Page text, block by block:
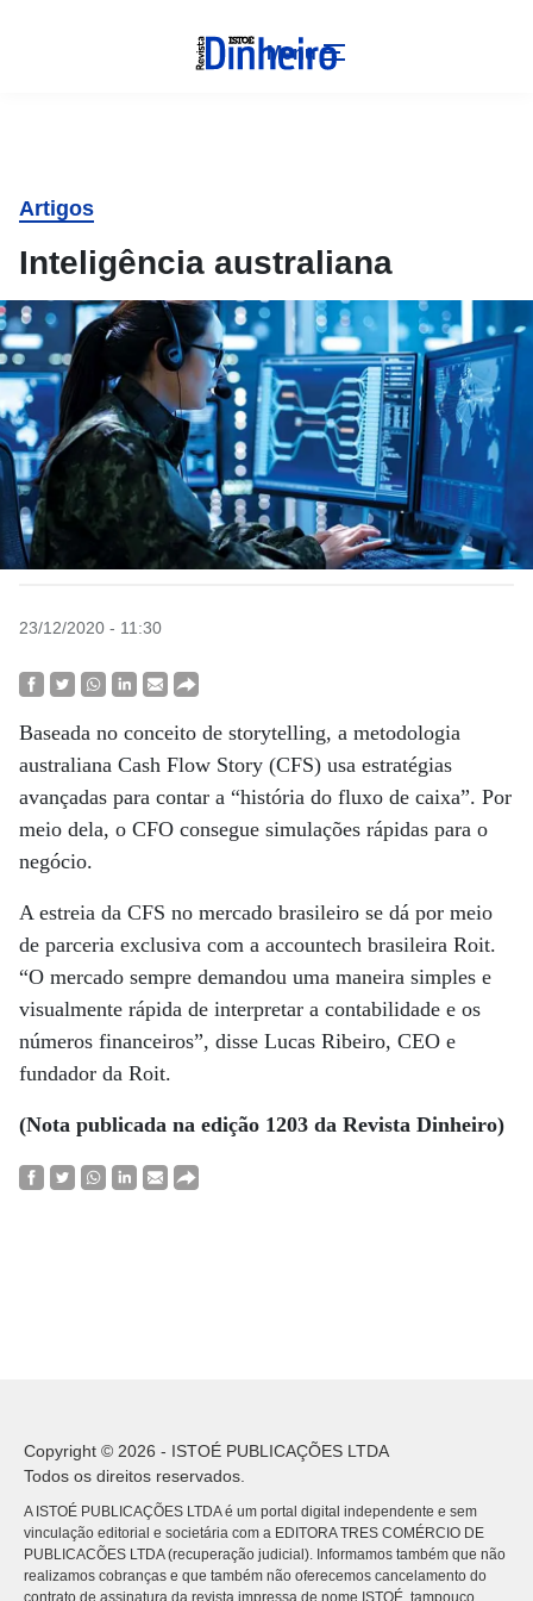
Menu
Artigos
Inteligência australiana
23/12/2020 - 11:30
Baseada no conceito de storytelling, a metodologia
australiana Cash Flow Story (CFS) usa estratégias
avançadas para contar a “história do fluxo de caixa”. Por
meio dela, o CFO consegue simulações rápidas para o
negócio.
A estreia da CFS no mercado brasileiro se dá por meio
de parceria exclusiva com a accountech brasileira Roit.
“O mercado sempre demandou uma maneira simples e
visualmente rápida de interpretar a contabilidade e os
números financeiros”, disse Lucas Ribeiro, CEO e
fundador da Roit.
(Nota publicada na edição 1203 da Revista Dinheiro)
Copyright © 2026 - ISTOÉ PUBLICAÇÕES LTDA
Todos os direitos reservados.
A ISTOÉ PUBLICAÇÕES LTDA é um portal digital independente e sem
vinculação editorial e societária com a EDITORA TRES COMÉRCIO DE
PUBLICACÕES LTDA (recuperação judicial). Informamos também que não
realizamos cobranças e que também não oferecemos cancelamento do
contrato de assinatura da revista impressa de nome ISTOÉ, tampouco